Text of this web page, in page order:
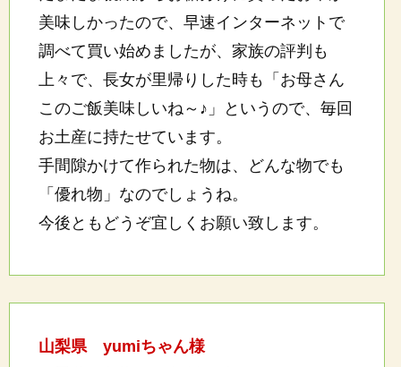
美味しかったので、早速インターネットで
調べて買い始めましたが、家族の評判も
上々で、長女が里帰りした時も「お母さん
このご飯美味しいね～♪」というので、毎回
お土産に持たせています。
手間隙かけて作られた物は、どんな物でも
「優れ物」なのでしょうね。
今後ともどうぞ宜しくお願い致します。
山梨県 yumiちゃん様